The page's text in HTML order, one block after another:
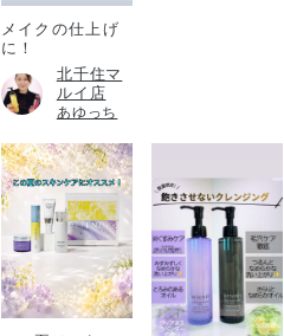
メイクの仕上げ
に！
北千住マ
ルイ店
あゆっち